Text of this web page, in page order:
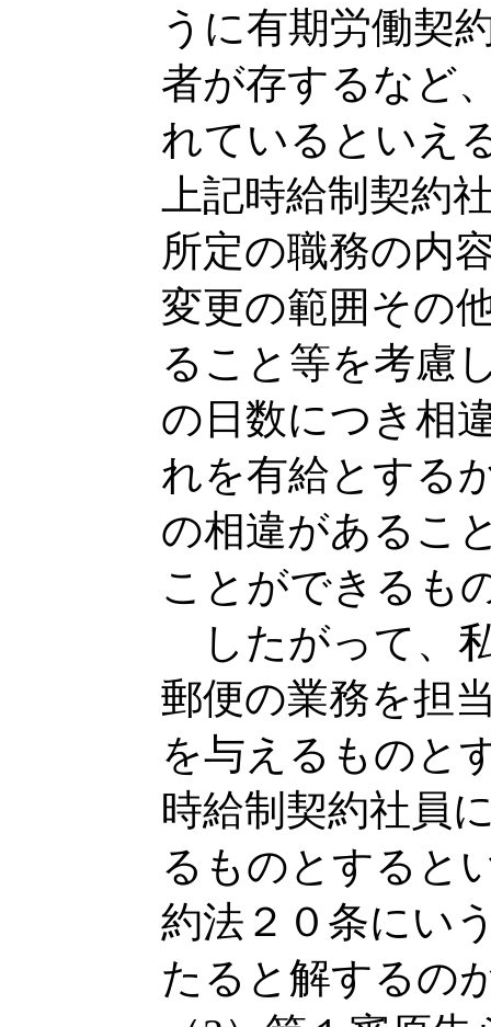
うに有期労働契
者が存するなど
れているといえ
上記時給制契約
所定の職務の内
変更の範囲その
ること等を考慮
の日数につき相
れを有給とする
の相違があるこ
ことができるも
したがって、
郵便の業務を担
を与えるものと
時給制契約社員
るものとすると
約法２０条にい
たると解するの